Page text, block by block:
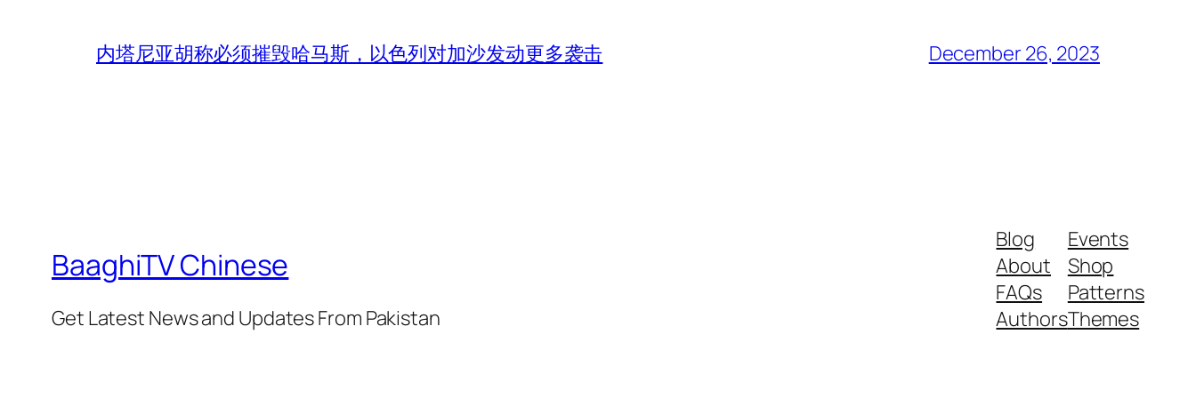
内塔尼亚胡称必须摧毁哈马斯，以色列对加沙发动更多袭击 December 26, 2023
BaaghiTV Chinese
Get Latest News and Updates From Pakistan
Blog
About
FAQs
Authors
Events
Shop
Patterns
Themes